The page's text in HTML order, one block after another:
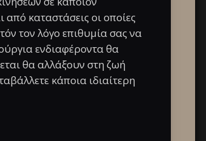
καταστάσεις οι οποίες
τον λόγο επιθυμία σας να
ενδιαφέροντα θα
θα αλλάξουν στη ζωή
κάποια ιδιαίτερη